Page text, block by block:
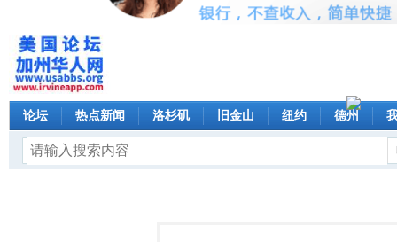
论坛 热点新闻 洛杉矶 旧金山 纽约 德州